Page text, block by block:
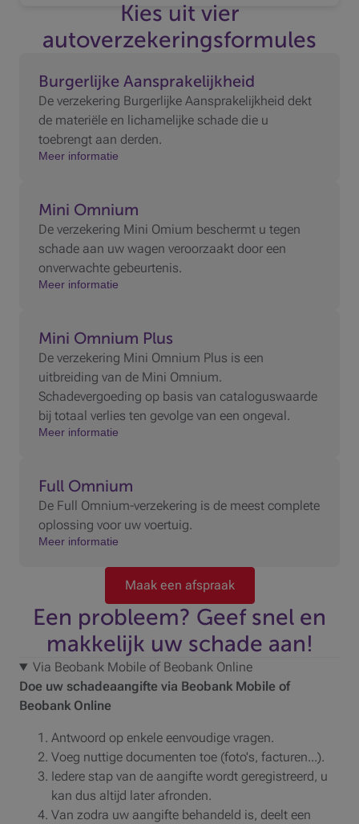
Kies uit vier
autoverzekeringsformules
Burgerlijke Aansprakelijkheid
De verzekering Burgerlijke Aansprakelijkheid dekt
de materiële en lichamelijke schade die u
toebrengt aan derden.
Meer informatie
Mini Omnium
De verzekering Mini Omium beschermt u tegen
schade aan uw wagen veroorzaakt door een
onverwachte gebeurtenis.
Meer informatie
Mini Omnium Plus
De verzekering Mini Omnium Plus is een
uitbreiding van de Mini Omnium.
Schadevergoeding op basis van cataloguswaarde
bij totaal verlies ten gevolge van een ongeval.
Meer informatie
Full Omnium
De Full Omnium-verzekering is de meest complete
oplossing voor uw voertuig.
Meer informatie
Maak een afspraak
Een probleem? Geef snel en
makkelijk uw schade aan!
Via Beobank Mobile of Beobank Online
Doe uw schadeaangifte via Beobank Mobile of
Beobank Online
Antwoord op enkele eenvoudige vragen.
Voeg nuttige documenten toe (foto's, facturen...).
Iedere stap van de aangifte wordt geregistreerd, u
kan dus altijd later afronden.
Van zodra uw aangifte behandeld is, deelt een